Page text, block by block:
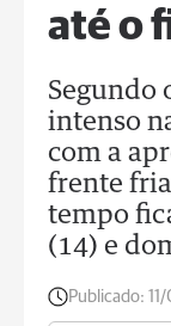
até o
Segundo
intenso
com a
frente
tempo
(14) e
Publicado: